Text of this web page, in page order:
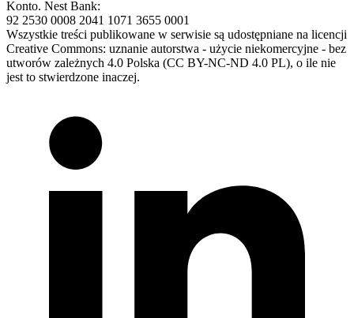
Konto. Nest Bank:
92 2530 0008 2041 1071 3655 0001
Wszystkie treści publikowane w serwisie są udostępniane na licencji
Creative Commons: uznanie autorstwa - użycie niekomercyjne - bez
utworów zależnych 4.0 Polska (CC BY-NC-ND 4.0 PL), o ile nie
jest to stwierdzone inaczej.